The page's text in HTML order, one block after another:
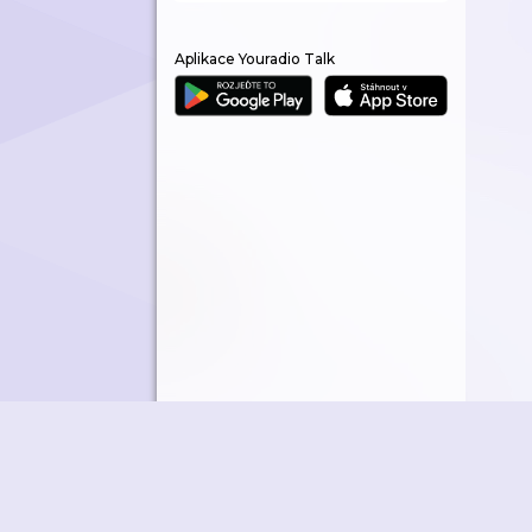
Aplikace Youradio Talk